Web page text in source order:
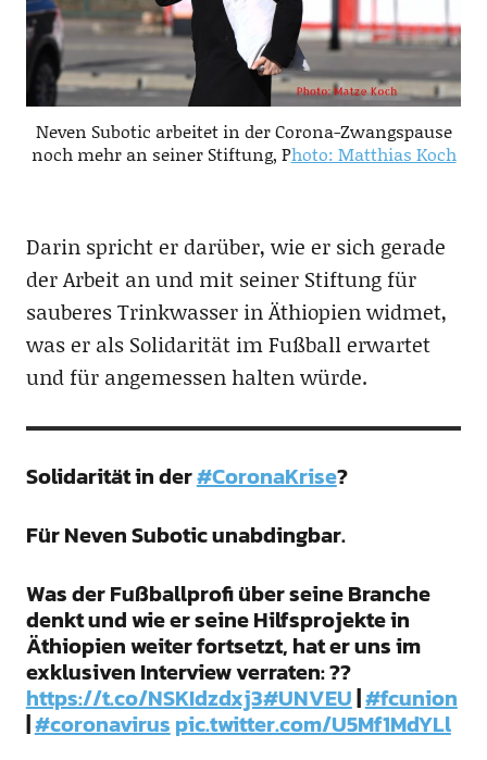
Neven Subotic arbeitet in der Corona-Zwangspause
noch mehr an seiner Stiftung, Photo: Matthias Koch
Darin spricht er darüber, wie er sich gerade
der Arbeit an und mit seiner Stiftung für
sauberes Trinkwasser in Äthiopien widmet,
was er als Solidarität im Fußball erwartet
und für angemessen halten würde.
Solidarität in der#CoronaKrise?
Für Neven Subotic unabdingbar.
Was der Fußballprofi über seine Branche
denkt und wie er seine Hilfsprojekte in
Äthiopien weiter fortsetzt, hat er uns im
exklusiven Interview verraten: ??
https://t.co/NSKIdzdxj3#UNVEU|#fcunion
|#coronaviruspic.twitter.com/U5Mf1MdYLl